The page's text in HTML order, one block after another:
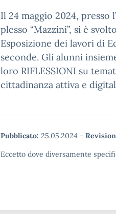
Il 24 maggio 2024, presso
plesso “Mazzini”, si è
Esposizione dei lavori di
seconde. Gli alunni
loro RIFLESSIONI su
cittadinanza attiva e
Pubblicato: 25.05.2024 -
Eccetto dove diversamente